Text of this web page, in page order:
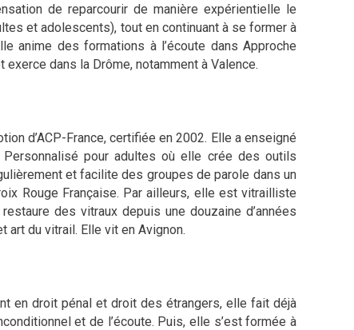
de reparcourir de manière expérientielle le
et adolescents), tout en continuant à se former à
anime des formations à l’écoute dans Approche
dans la Drôme, notamment à Valence.
d’ACP-France, certifiée en 2002. Elle a enseigné
pour adultes où elle crée des outils
et facilite des groupes de parole dans un
Rouge Française. Par ailleurs, elle est vitrailliste
des vitraux depuis une douzaine d’années
du vitrail. Elle vit en Avignon.
en droit pénal et droit des étrangers, elle fait déjà
et de l’écoute. Puis, elle s’est formée à